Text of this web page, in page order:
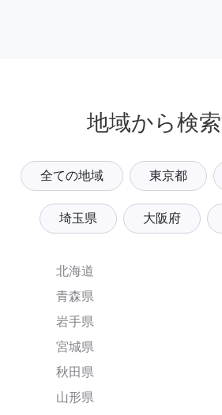
地域から検
全ての地域 東京都
埼玉県 大阪府
北海道
青森県
岩手県
宮城県
秋田県
山形県